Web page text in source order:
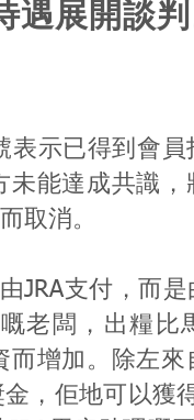
遇展開談
示已得到會員
能達成共識，
取消。
JRA支付，而
老闆，出糧比
而增加。除左來
，佢地可以獲